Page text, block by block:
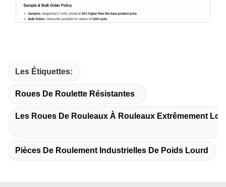
Les Étiquettes:
Roues De Roulette Résistantes
Les Roues De Rouleaux À Rouleaux Extrêmement
Pièces De Roulement Industrielles De Poids Lourd